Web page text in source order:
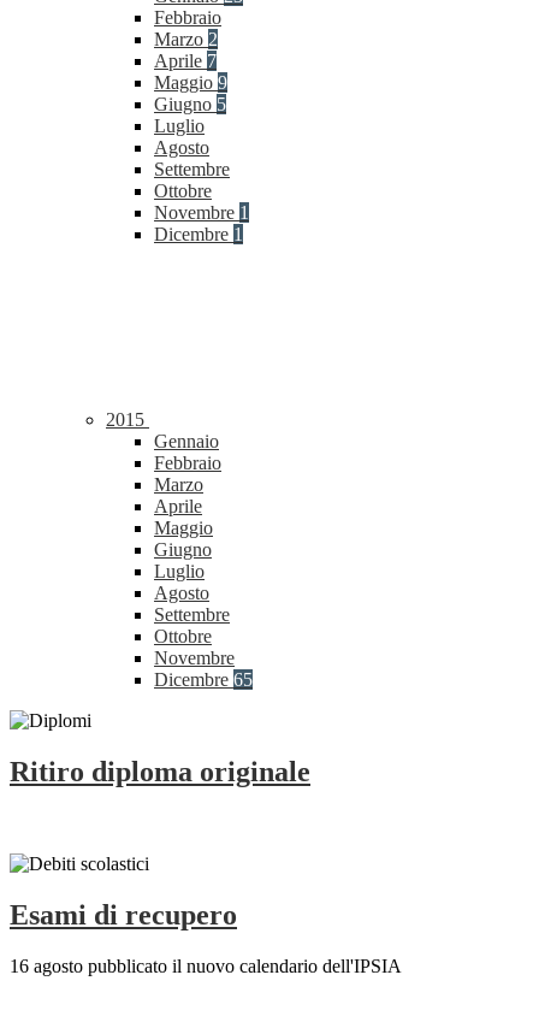
Febbraio
Marzo 2
Aprile 7
Maggio 9
Giugno 5
Luglio
Agosto
Settembre
Ottobre
Novembre 1
Dicembre 1
2015
Gennaio
Febbraio
Marzo
Aprile
Maggio
Giugno
Luglio
Agosto
Settembre
Ottobre
Novembre
Dicembre 65
Ritiro diploma originale
Esami di recupero
16 agosto pubblicato il nuovo calendario dell'IPSIA